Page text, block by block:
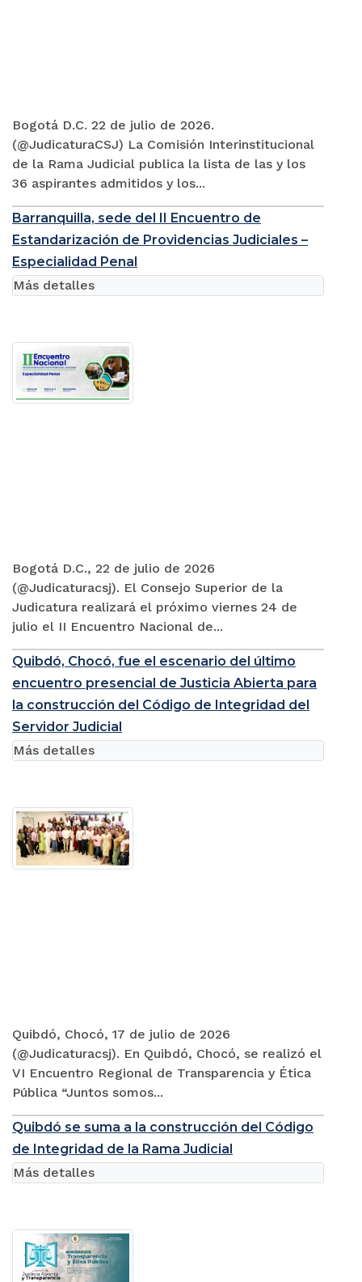
Bogotá D.C. 22 de julio de 2026.
(@JudicaturaCSJ) La Comisión Interinstitucional
de la Rama Judicial publica la lista de las y los
36 aspirantes admitidos y los...
Barranquilla, sede del II Encuentro de
Estandarización de Providencias Judiciales –
Especialidad Penal
Bogotá D.C., 22 de julio de 2026
(@Judicaturacsj). El Consejo Superior de la
Judicatura realizará el próximo viernes 24 de
julio el II Encuentro Nacional de...
Más detalles
Quibdó, Chocó, fue el escenario del último
encuentro presencial de Justicia Abierta para
la construcción del Código de Integridad del
Servidor Judicial
Quibdó, Chocó, 17 de julio de 2026
(@Judicaturacsj). En Quibdó, Chocó, se realizó el
VI Encuentro Regional de Transparencia y Ética
Pública “Juntos somos...
Más detalles
Quibdó se suma a la construcción del Código
de Integridad de la Rama Judicial
Más detalles